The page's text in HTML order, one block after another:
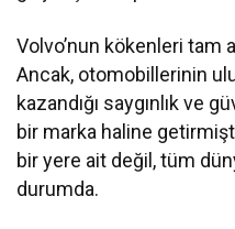
Volvo’nun kökenleri tam
Ancak, otomobillerinin
kazandığı saygınlık ve
bir marka haline
bir yere ait değil, tüm
durumda.